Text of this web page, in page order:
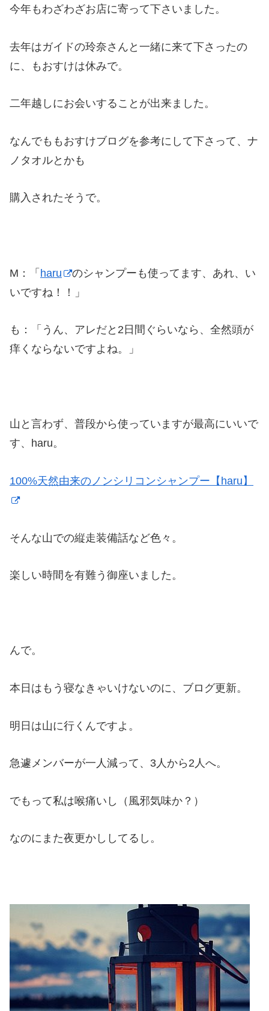
今年もわざわざお店に寄って下さいました。
去年はガイドの玲奈さんと一緒に来て下さったの
に、もおすけは休みで。
二年越しにお会いすることが出来ました。
なんでももおすけブログを参考にして下さって、ナ
ノタオルとかも
購入されたそうで。
M：「 haru
のシャンプーも使ってます、あれ、い
いですね！！」
も：「うん、アレだと2日間ぐらいなら、全然頭が
痒くならないですよね。」
山と言わず、普段から使っていますが最高にいいで
す、haru。
100%天然由来のノンシリコンシャンプー【haru】
そんな山での縦走装備話など色々。
楽しい時間を有難う御座いました。
んで。
本日はもう寝なきゃいけないのに、ブログ更新。
明日は山に行くんですよ。
急遽メンバーが一人減って、3人から2人へ。
でもって私は喉痛いし（風邪気味か？）
なのにまた夜更かししてるし。